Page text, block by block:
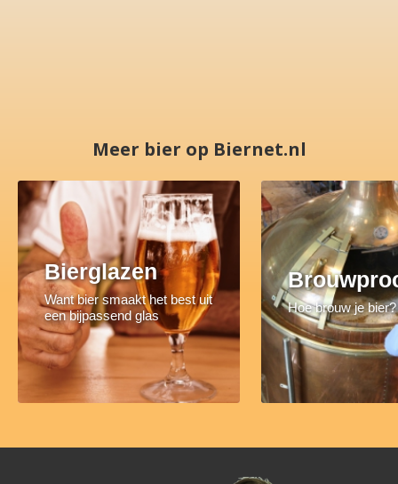
Meer bier op Biernet.nl
Bierglazen
Want bier smaakt het best uit
een bijpassend glas
Hoe brouw je bier?